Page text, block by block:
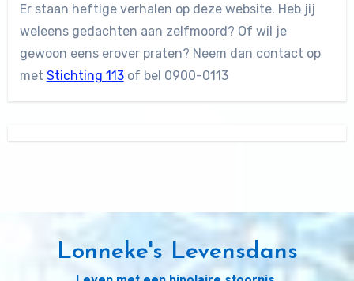
Er staan heftige verhalen op deze website. Heb jij
weleens gedachten aan zelfmoord? Of wil je
gewoon eens erover praten? Neem dan contact op
met Stichting 113of bel 0900-0113
Lonneke's Levensdans